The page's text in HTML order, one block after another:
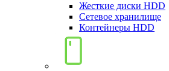
Жесткие диски HDD
Сетевое хранилище
Контейнеры HDD